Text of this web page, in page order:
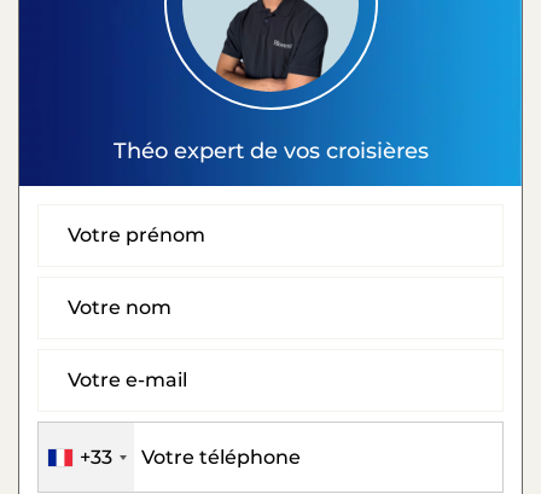
Théo expert de vos croisières
+33